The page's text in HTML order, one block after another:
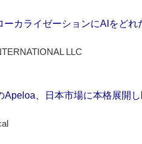
ーカライゼーションにAIをどれ
LLC
Apeloa、日本市場に本格展開